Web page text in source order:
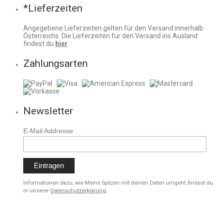
*Lieferzeiten
Angegebene Lieferzeiten gelten für den Versand innerhalb
Österreichs. Die Lieferzeiten für den Versand ins Ausland
findest du hier.
Zahlungsarten
Newsletter
E-Mail Addresse
Informationen dazu, wie Meine Spitzen mit deinen Daten umgeht, findest du
in unserer Datenschutzerklärung.